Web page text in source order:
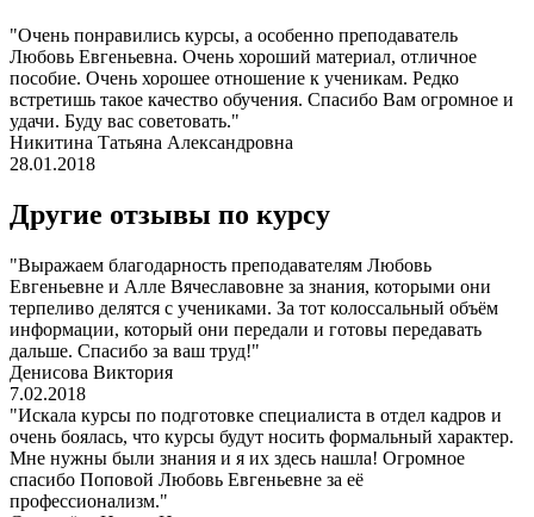
"Очень понравились курсы, а особенно преподаватель
Любовь Евгеньевна. Очень хороший материал, отличное
пособие. Очень хорошее отношение к ученикам. Редко
встретишь такое качество обучения. Спасибо Вам огромное и
удачи. Буду вас советовать."
Никитина Татьяна Александровна
28.01.2018
Другие отзывы по курсу
"Выражаем благодарность преподавателям Любовь
Евгеньевне и Алле Вячеславовне за знания, которыми они
терпеливо делятся с учениками. За тот колоссальный объём
информации, который они передали и готовы передавать
дальше. Спасибо за ваш труд!"
Денисова Виктория
7.02.2018
"Искала курсы по подготовке специалиста в отдел кадров и
очень боялась, что курсы будут носить формальный характер.
Мне нужны были знания и я их здесь нашла! Огромное
спасибо Поповой Любовь Евгеньевне за её
профессионализм."